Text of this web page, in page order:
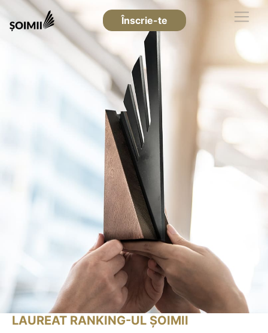
Înscrie-te
LAUREAT RANKING-UL ȘOIMII